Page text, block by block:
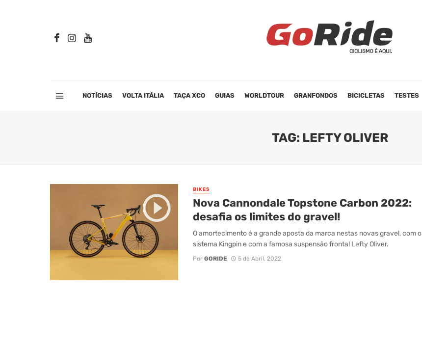
NOTÍCIAS VOLTA ITÁLIA TAÇA XCO GUIAS WORLDTOUR GRANFONDOS BICICLETAS TESTES
TAG: LEFTY OLIVER
BIKES
Nova Cannondale Topstone Carbon 2022:
desafia os limites do gravel!
O amortecimento é a grande aposta da marca nestas novas gravel, com o
sistema Kingpin e com a famosa suspensão frontal Lefty Oliver.
Por GORIDE 5 de Abril, 2022